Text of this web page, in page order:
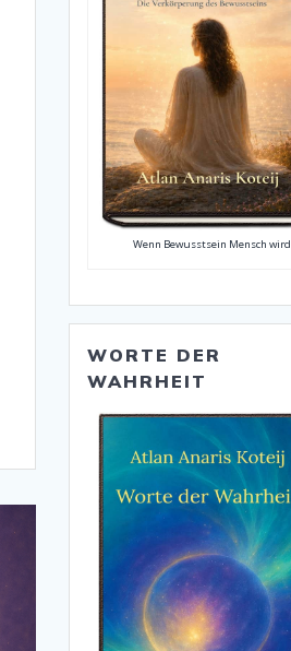
Wenn Bewusstsein Mensch wird
WORTE DER
WAHRHEIT